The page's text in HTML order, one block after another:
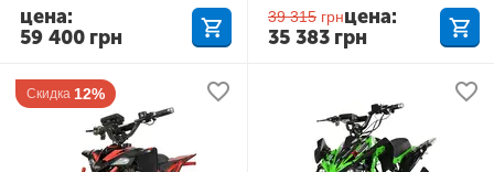
59 400 грн
цена: 39 315 грн
35 383 грн
цена:
Скидка 12%